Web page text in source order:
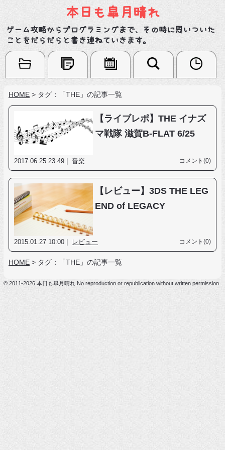
本日も皐月晴れ
ゲーム攻略からプログラミングまで、その時に思いついた
ことをだらだらと書き連ねていきます。
HOME > タグ：「THE」の記事一覧
【ライブレポ】THE イナズ
マ戦隊 滋賀B-FLAT 6/25
2017.06.25 23:49 | 音楽 コメント(0)
【レビュー】3DS THE LEG
END of LEGACY
2015.01.27 10:00 | レビュー コメント(0)
HOME > タグ：「THE」の記事一覧
© 2011-2026 本日も皐月晴れ No reproduction or republication without written permission.